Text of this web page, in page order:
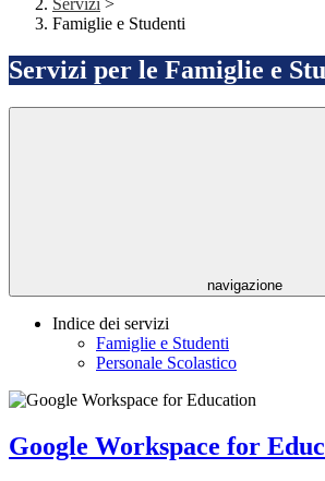
Servizi >
Famiglie e Studenti
Servizi per le Famiglie e
navigazione
Indice dei servizi
Famiglie e Studenti
Personale Scolastico
Google Workspace for